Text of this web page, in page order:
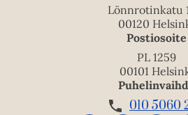
Lönnrotinkatu
00120
Postiosoite
PL 1259
00101
010 5060